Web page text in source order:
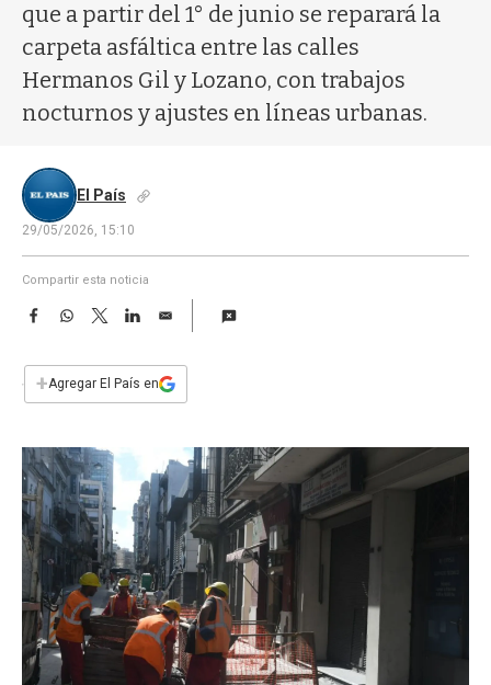
que a partir del 1° de junio se reparará la
carpeta asfáltica entre las calles
Hermanos Gil y Lozano, con trabajos
nocturnos y ajustes en líneas urbanas.
El País
29/05/2026, 15:10
Compartir esta noticia
F
e
b
k
W
s
p
T
w
t
L
n
E
i
l
+Agregar El País en